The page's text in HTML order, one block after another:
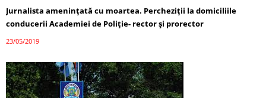
Jurnalista ameninţată cu moartea. Percheziţii la domiciliile
conducerii Academiei de Poliţie- rector şi prorector
23/05/2019